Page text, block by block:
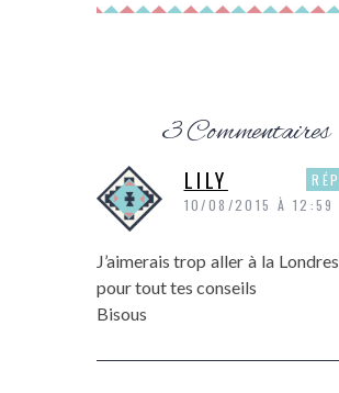
3 Commentaires
LILY
10/08/2015 À 12:59
J’aimerais trop aller à la
pour tout tes conseils
Bisous